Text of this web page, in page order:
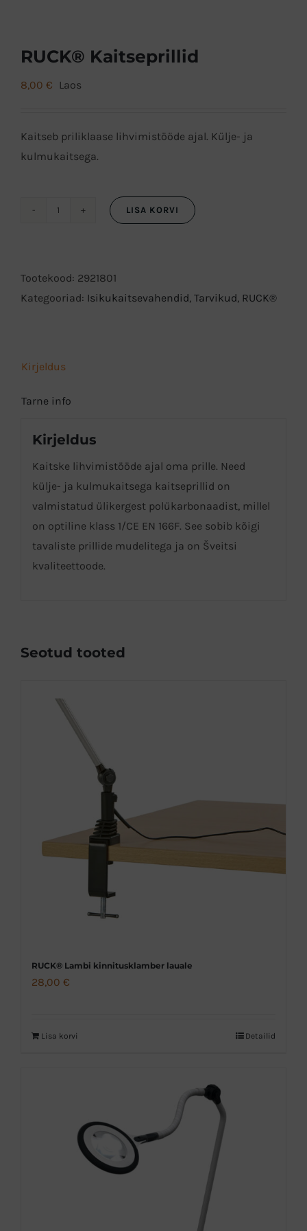
RUCK® Kaitseprillid
8,00 € Laos
Kaitseb priliklaase lihvimistööde ajal. Külje- ja
kulmukaitsega.
LISA KORVI
Tootekood: 2921801
Kategooriad: Isikukaitsevahendid, Tarvikud, RUCK®
Kirjeldus
Tarne info
Kirjeldus
Kaitske lihvimistööde ajal oma prille. Need
külje- ja kulmukaitsega kaitseprillid on
valmistatud ülikergest polükarbonaadist, millel
on optiline klass 1/CE EN 166F. See sobib kõigi
tavaliste prillide mudelitega ja on Šveitsi
kvaliteettoode.
Seotud tooted
RUCK® Lambi kinnitusklamber lauale
28,00 €
Lisa korvi Detailid